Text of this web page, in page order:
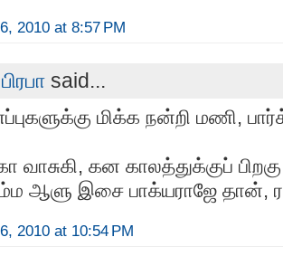
2010 at 8:57 PM
said...
மிக்க நன்றி மணி,
வாசுகி, கன காலத்துக்குப் பிறகு
ஆளு இசை பாக்யராஜே தான்,
2010 at 10:54 PM